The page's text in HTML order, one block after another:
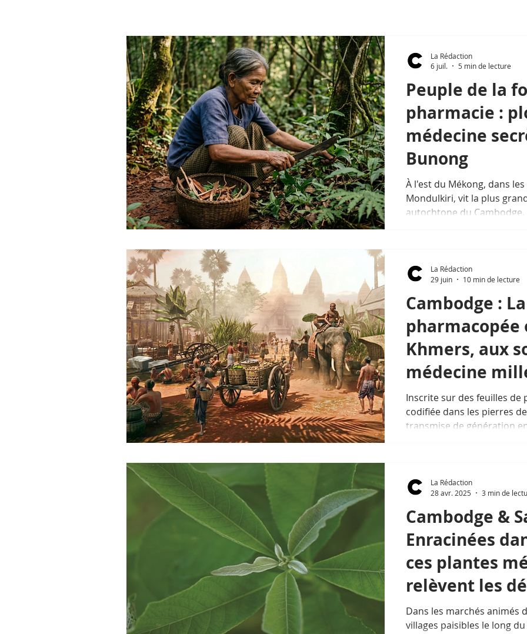
Peuple de la
pharmacie :
médecine
Bunong
À l'est du Mékong, dans
Mondulkiri, vit la plus
autochtone du
seulement à effleurer.
La Rédaction
6 juil.
5 min de lecture
Cambodge : La
pharmacopée
Khmers, aux
médecine
Inscrite sur des feuilles de
codifiée dans les pierres
transmise de génération
La Rédaction
29 juin
10 min de lecture
Cambodge &
Enracinées
ces plantes
relèvent les
Dans les marchés animés
villages paisibles le long
La Rédaction
28 avr. 2025
3 min de